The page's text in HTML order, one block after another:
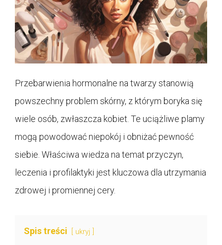
Przebarwienia hormonalne na twarzy stanowią
powszechny problem skórny, z którym boryka się
wiele osób, zwłaszcza kobiet. Te uciążliwe plamy
mogą powodować niepokój i obniżać pewność
siebie. Właściwa wiedza na temat przyczyn,
leczenia i profilaktyki jest kluczowa dla utrzymania
zdrowej i promiennej cery.
Spis treści ukryj